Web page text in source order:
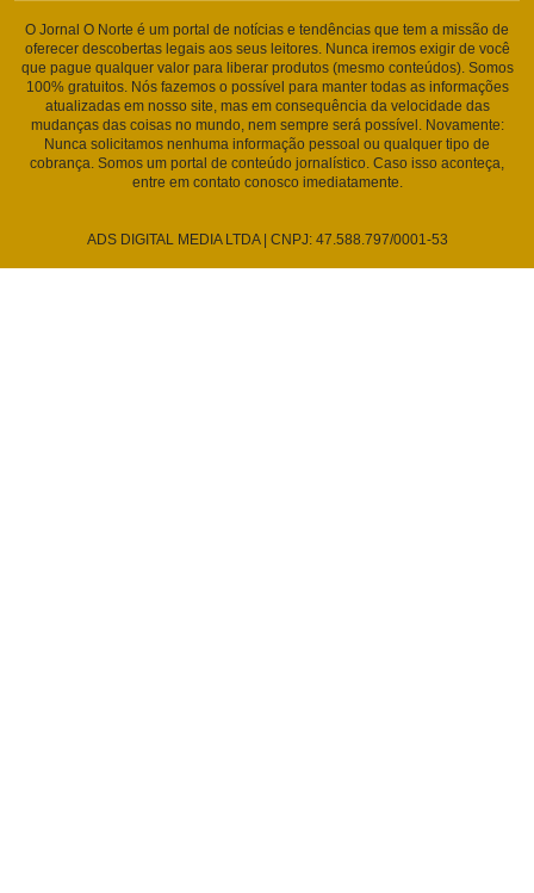
O Jornal O Norte é um portal de notícias e tendências que tem a missão de
oferecer descobertas legais aos seus leitores. Nunca iremos exigir de você
que pague qualquer valor para liberar produtos (mesmo conteúdos). Somos
100% gratuitos. Nós fazemos o possível para manter todas as informações
atualizadas em nosso site, mas em consequência da velocidade das
mudanças das coisas no mundo, nem sempre será possível. Novamente:
Nunca solicitamos nenhuma informação pessoal ou qualquer tipo de
cobrança. Somos um portal de conteúdo jornalístico. Caso isso aconteça,
entre em contato conosco imediatamente.
ADS DIGITAL MEDIA LTDA | CNPJ: 47.588.797/0001-53